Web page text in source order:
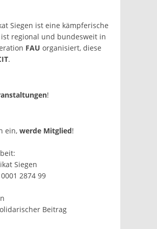
Siegen ist eine kämpferische
ist regional und bundesweit in
FAU organisiert, diese
.
!
ein, werde Mitglied!
Siegen
2874 99
Beitrag